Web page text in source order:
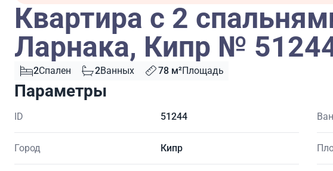
Квартира с 2
Ларнака, Кипр №
2Спален 2Ванных 78 м²Площадь
Параметры
ID 51244
Город Кипр